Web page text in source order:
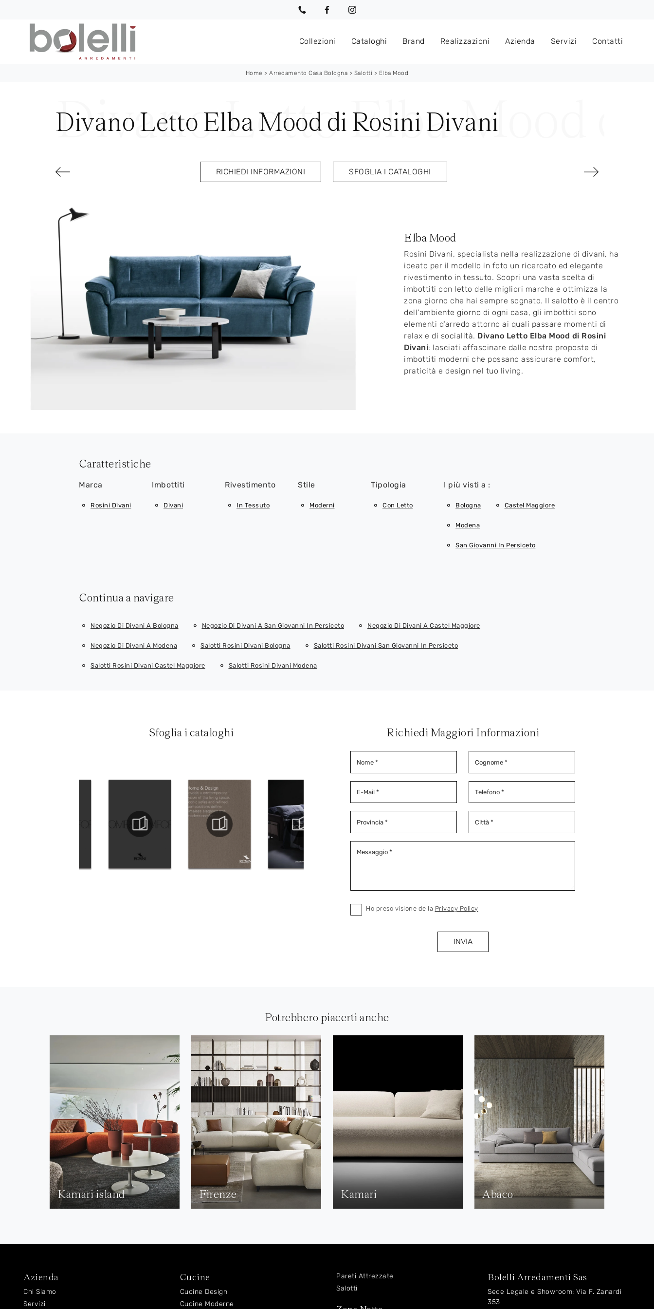
Collezioni Cataloghi Brand Realizzazioni Azienda Servizi Contatti
Home >Arredamento Casa Bologna > Salotti > Elba Mood
Divano Letto Elba Mood di Rosini Divani
RICHIEDI INFORMAZIONI SFOGLIA I CATALOGHI
Elba Mood
Rosini Divani, specialista nella realizzazione di divani, ha
ideato per il modello in foto un ricercato ed elegante
rivestimento in tessuto. Scopri una vasta scelta di
imbottiti con letto delle migliori marche e ottimizza la
zona giorno che hai sempre sognato. Il salotto è il centro
dell'ambiente giorno di ogni casa, gli imbottiti sono
elementi d’arredo attorno ai quali passare momenti di
relax e di socialità. Divano Letto Elba Mood di Rosini
Divani: lasciati affascinare dalle nostre proposte di
imbottiti moderni che possano assicurare comfort,
praticità e design nel tuo living.
Caratteristiche
Marca
Rosini Divani
Imbottiti
Divani
Rivestimento
In Tessuto
Stile
Moderni
Tipologia
Con Letto
I più visti a :
Bologna Castel Maggiore
Modena
San Giovanni In Persiceto
Continua a navigare
Negozio Di Divani A Bologna Negozio Di Divani A San Giovanni In Persiceto Negozio Di Divani A Castel Maggiore
Negozio Di Divani A Modena Salotti Rosini Divani Bologna Salotti Rosini Divani San Giovanni In Persiceto
Salotti Rosini Divani Castel Maggiore Salotti Rosini Divani Modena
Sfoglia i cataloghi Richiedi Maggiori Informazioni
Ho preso visione della Privacy Policy
INVIA
Potrebbero piacerti anche
Kamari island Firenze Kamari Abaco
Azienda
Chi Siamo
Servizi
Cucine
Cucine Design
Cucine Moderne
Pareti Attrezzate
Salotti
Bolelli Arredamenti Sas
Sede Legale e Showroom: Via F. Zanardi
353